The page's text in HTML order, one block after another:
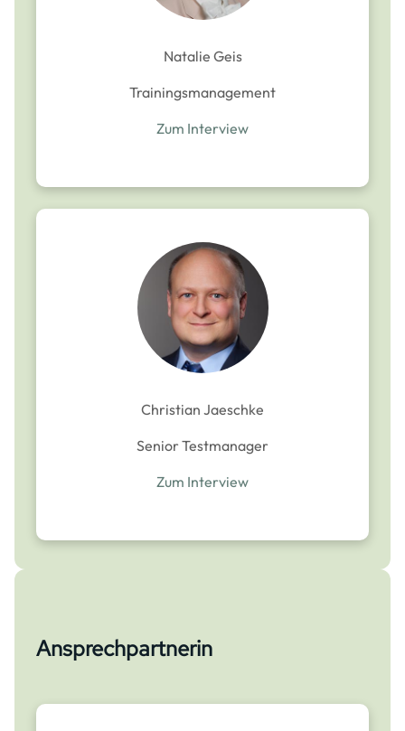
Natalie Geis
Trainingsmanagement
Zum Interview
Christian Jaeschke
Senior Testmanager
Zum Interview
Ansprechpartnerin